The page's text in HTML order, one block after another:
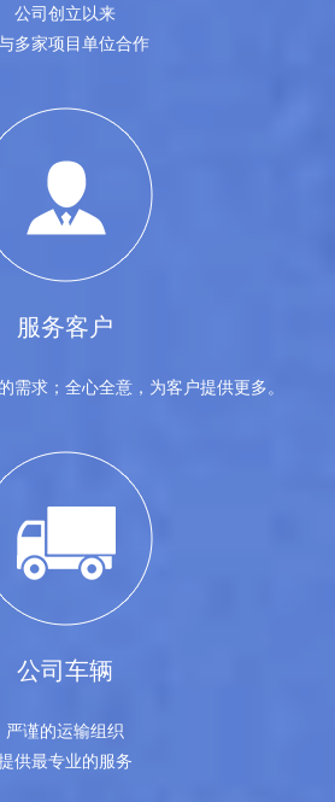
公司创立以来
多家项目单位合作
服务客户
需求；全心全意，为客户提供更多。
公司车辆
严谨的运输组织
供最专业的服务